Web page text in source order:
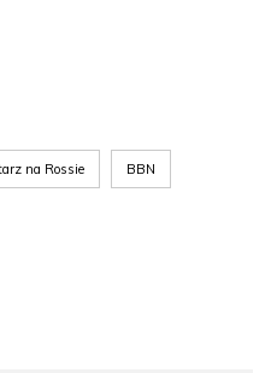
na Rossie BBN